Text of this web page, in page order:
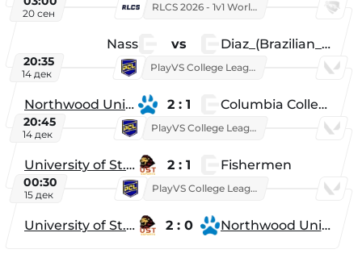
20 сен
RLCS 2026 - 1v1 World Championship
Nass vs Diaz_(Brazilian_Player)
20:35
14 дек
PlayVS College League 2025: Fall
Northwood University 2 : 1 Columbia College
20:45
14 дек
PlayVS College League 2025: Fall
University of St. Thomas 2 : 1 Fishermen
00:30
15 дек
PlayVS College League 2025: Fall
University of St. Thomas 2 : 0 Northwood University